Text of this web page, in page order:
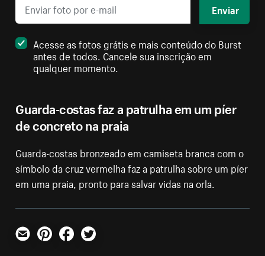
Guarda-costas faz a patrulha em um píer
de concreto na praia
Guarda-costas bronzeado em camiseta branca com o
símbolo da cruz vermelha faz a patrulha sobre um píer
em uma praia, pronto para salvar vidas na orla.
Enviar
Acesse as fotos grátis e mais conteúdo do Burst
antes de todos. Cancele sua inscrição em
qualquer momento.
E-mailPinterestFacebookTwitter